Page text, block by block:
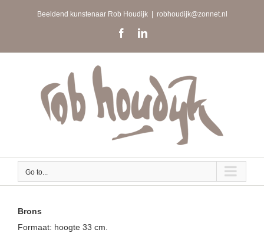
Beeldend kunstenaar Rob Houdijk robhoudijk@zonnet.nl
FacebookLinkedIn
Go to...
Brons
Formaat: hoogte 33 cm.